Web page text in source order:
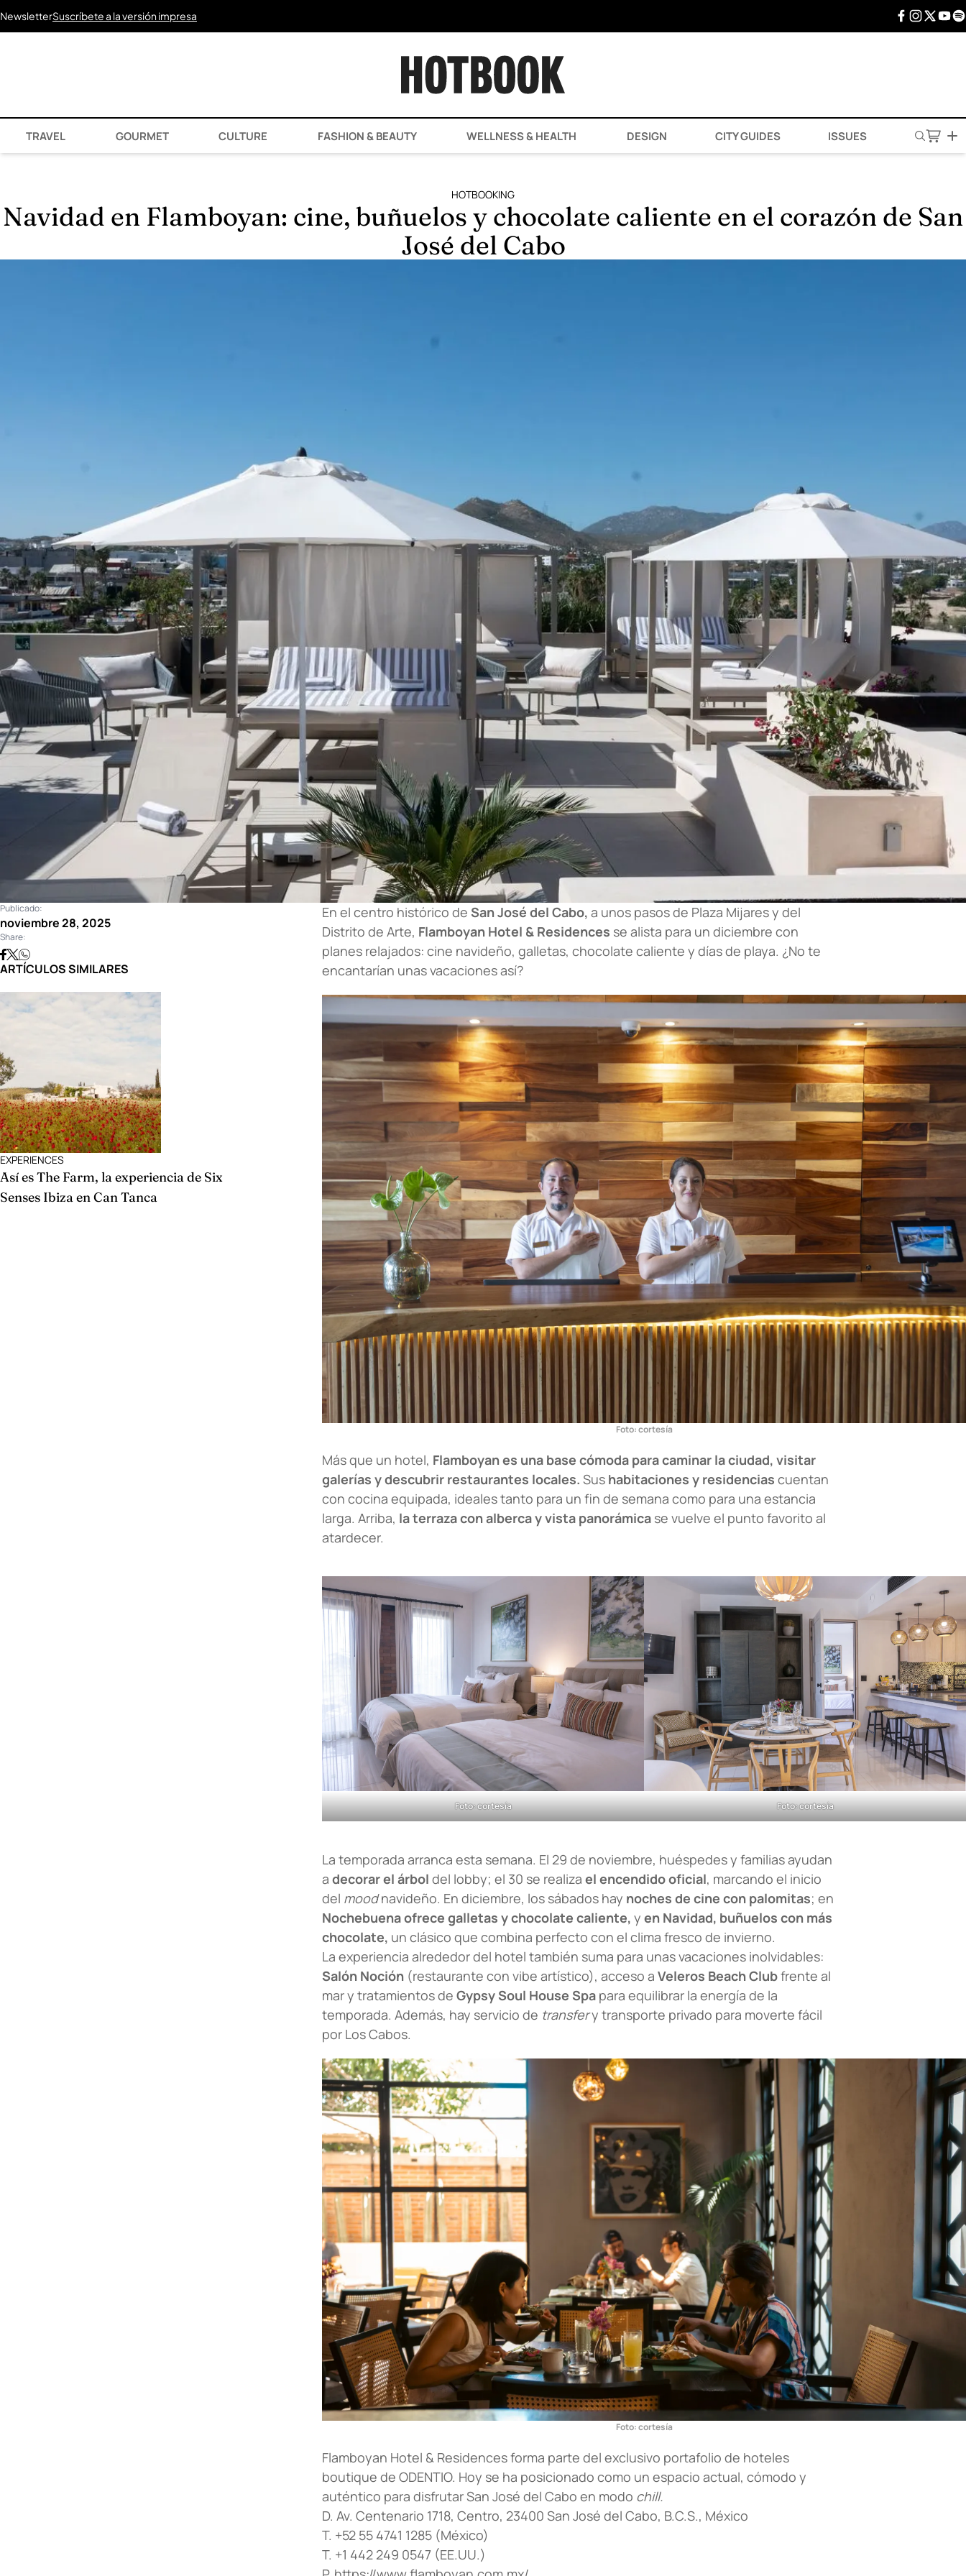
NewsletterSuscríbete a la versión impresa
TRAVEL GOURMET CULTURE FASHION & BEAUTY WELLNESS & HEALTH DESIGN CITY GUIDES ISSUES
HOTBOOKING
Navidad en Flamboyan: cine, buñuelos y chocolate caliente en el corazón de San
José del Cabo
En el centro histórico de San José del Cabo, a unos pasos de Plaza Mijares y del
Distrito de Arte, Flamboyan Hotel & Residences se alista para un diciembre con
planes relajados: cine navideño, galletas, chocolate caliente y días de playa. ¿No te
encantarían unas vacaciones así?
Foto: cortesía
Más que un hotel, Flamboyan es una base cómoda para caminar la ciudad, visitar
galerías y descubrir restaurantes locales. Sus habitaciones y residencias cuentan
con cocina equipada, ideales tanto para un fin de semana como para una estancia
larga. Arriba, la terraza con alberca y vista panorámica se vuelve el punto favorito al
atardecer.
Foto: cortesía Foto: cortesía
La temporada arranca esta semana. El 29 de noviembre, huéspedes y familias ayudan
a decorar el árbol del lobby; el 30 se realiza el encendido oficial, marcando el inicio
del moodnavideño. En diciembre, los sábados hay noches de cine con palomitas; en
Nochebuena ofrece galletas y chocolate caliente, y en Navidad, buñuelos con más
chocolate, un clásico que combina perfecto con el clima fresco de invierno.
La experiencia alrededor del hotel también suma para unas vacaciones inolvidables:
Salón Noción (restaurante con vibe artístico), acceso a Veleros Beach Clubfrente al
mar y tratamientos de Gypsy Soul House Spa para equilibrar la energía de la
temporada. Además, hay servicio de transfery transporte privado para moverte fácil
por Los Cabos.
Foto: cortesía
Flamboyan Hotel & Residencesforma parte del exclusivo portafolio de hoteles
boutique de ODENTIO. Hoy se ha posicionado como un espacio actual, cómodo y
auténtico para disfrutar San José del Cabo en modo chill.
D. Av. Centenario 1718, Centro, 23400 San José del Cabo, B.C.S., México
T. +52 55 4741 1285 (México)
T. +1 442 249 0547 (EE.UU.)
Publicado:
noviembre 28, 2025
Share:
ARTÍCULOS SIMILARES
EXPERIENCES
Así es The Farm, la experiencia de Six
Senses Ibiza en Can Tanca